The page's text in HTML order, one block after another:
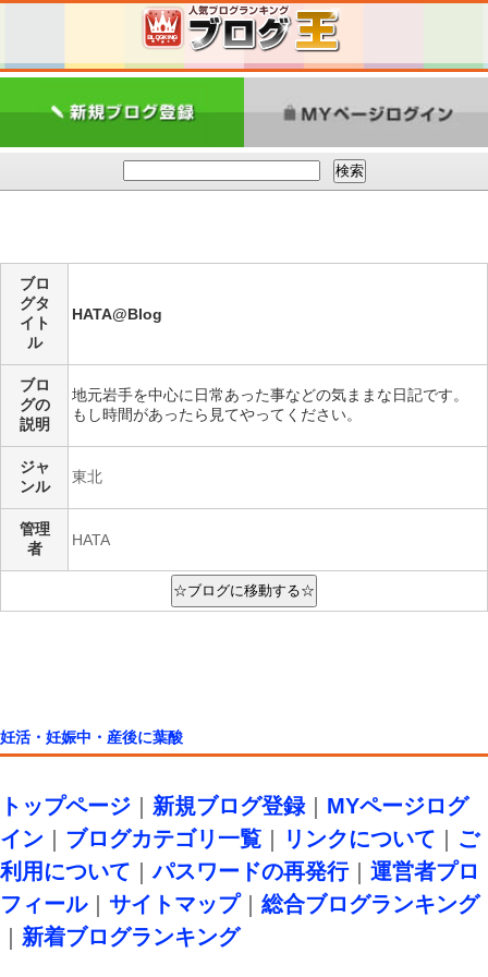
ブロ
グタ
イト
ル
HATA@Blog
ブロ
グの
説明
地元岩手を中心に日常あった事などの気ままな日記です。
もし時間があったら見てやってください。
ジャ
ンル
東北
管理
者
HATA
妊活・妊娠中・産後に葉酸
トップページ 新規ブログ登録｜ MYページログ
イン
ブログカテゴリ一覧 リンクについて
ご
利用について ｜パスワードの再発行｜ 運営者プロ
フィール｜ サイトマップ｜ 総合ブログランキング
新着ブログランキング